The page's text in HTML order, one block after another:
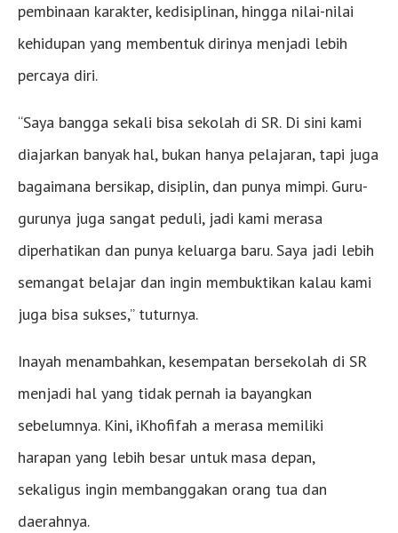
pembinaan karakter, kedisiplinan, hingga nilai-nilai
kehidupan yang membentuk dirinya menjadi lebih
percaya diri.
“Saya bangga sekali bisa sekolah di SR. Di sini kami
diajarkan banyak hal, bukan hanya pelajaran, tapi juga
bagaimana bersikap, disiplin, dan punya mimpi. Guru-
gurunya juga sangat peduli, jadi kami merasa
diperhatikan dan punya keluarga baru. Saya jadi lebih
semangat belajar dan ingin membuktikan kalau kami
juga bisa sukses,” tuturnya.
Inayah menambahkan, kesempatan bersekolah di SR
menjadi hal yang tidak pernah ia bayangkan
sebelumnya. Kini, iKhofifah a merasa memiliki
harapan yang lebih besar untuk masa depan,
sekaligus ingin membanggakan orang tua dan
daerahnya.